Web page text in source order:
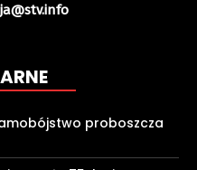
proboszcza